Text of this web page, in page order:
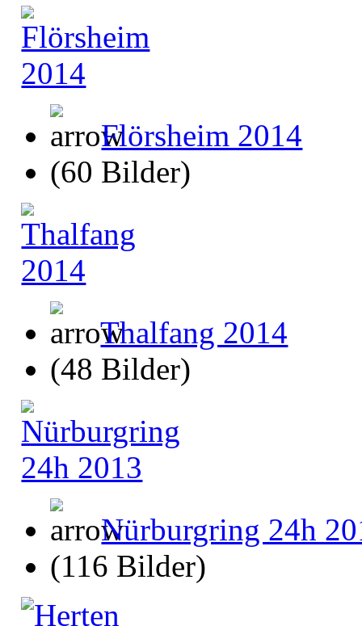
Flörsheim 2014
(60 Bilder)
Thalfang 2014
(48 Bilder)
Nürburgring 24h
(116 Bilder)